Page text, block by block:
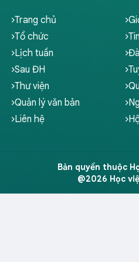
Trang chủ
Tổ chức
Lịch tuần
Sau ĐH
Thư viện
Quản lý văn bản
Liên hệ
Bản quyền thuộc
@2026 Học